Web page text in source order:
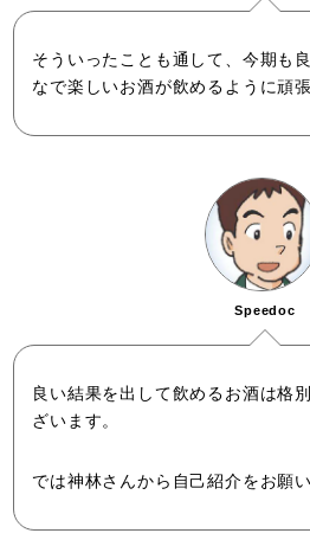
そういったことも通して、今期も
なで楽しいお酒が飲めるように頑張
Speedoc
良い結果を出して飲めるお酒は格
ざいます。
では神林さんから自己紹介をお願い